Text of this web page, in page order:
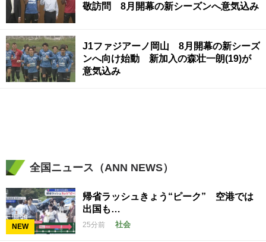
敬訪問 8月開幕の新シーズンへ意気込み
J1ファジアーノ岡山 8月開幕の新シーズ
ンへ向け始動 新加入の森壮一朗(19)が
意気込み
全国ニュース（ANN NEWS）
NEW
帰省ラッシュきょう“ピーク” 空港では
出国も…
25分前 社会